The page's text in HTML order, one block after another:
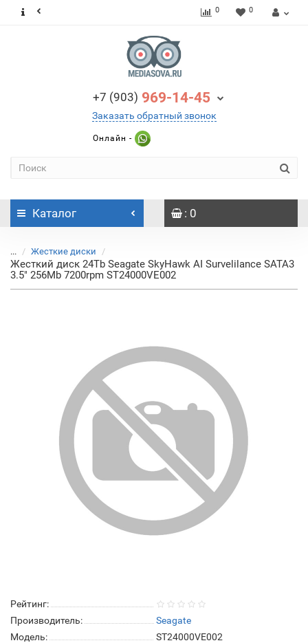
0 0
+7 (903) 969-14-45
Заказать обратный звонок
Онлайн -
Каталог : 0
... Жесткие диски
Жесткий диск 24Tb Seagate SkyHawk AI Survelilance SATA3
3.5" 256Mb 7200rpm ST24000VE002
Рейтинг:
Производитель:
Seagate
Модель:
ST24000VE002